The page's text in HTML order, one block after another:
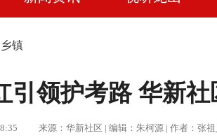
乡镇
引领护考路 华新
来源：华新社区 | 编辑：朱柯源 | 作者：